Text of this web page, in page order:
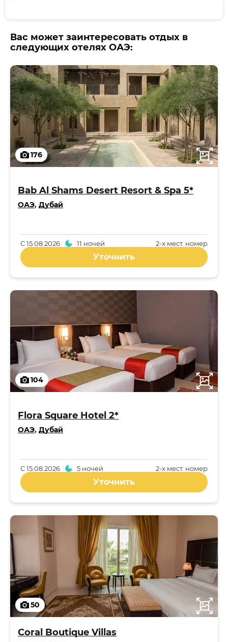
Вас может заинтересовать отдых в
следующих отелях ОАЭ:
176
Bab Al Shams Desert Resort & Spa 5*
ОАЭ, Дубай
2-x мест. номер
С15.08.2026 11 ночей
Уточнить
104
Flora Square Hotel 2*
ОАЭ, Дубай
2-x мест. номер
С15.08.2026 5 ночей
Уточнить
50
Coral Boutique Villas